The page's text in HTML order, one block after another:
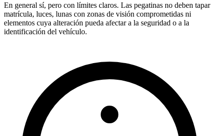
En general sí, pero con límites claros. Las pegatinas no deben tapar
matrícula, luces, lunas con zonas de visión comprometidas ni
elementos cuya alteración pueda afectar a la seguridad o a la
identificación del vehículo.